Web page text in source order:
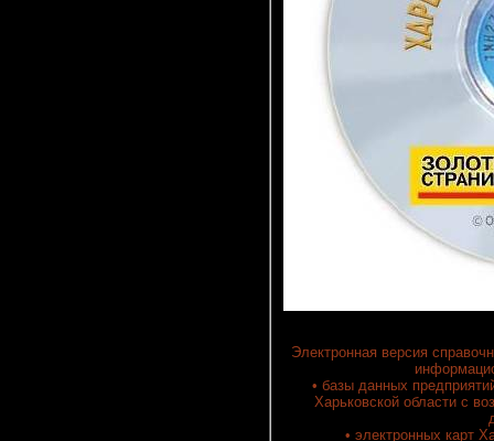
Электронная версия
• базы данных
Харьковской области с
• электронных карт